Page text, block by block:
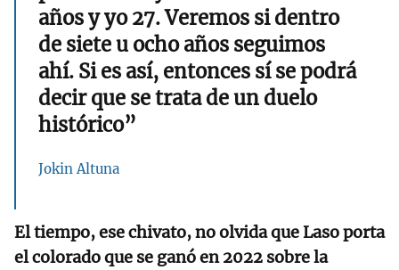
años y yo 27. Veremos si dentro
de siete u ocho años seguimos
ahí. Si es así, entonces sí se podrá
decir que se trata de un duelo
histórico”
Jokin Altuna
El tiempo, ese chivato, no olvida que Laso porta
el colorado que se ganó en 2022 sobre la